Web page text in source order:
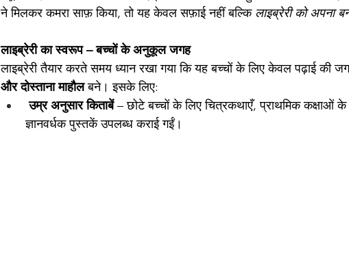
ने मिलकर कमरा साफ़ किया, तो यह केवल सफ़ाई नहीं बल्कि लाइब्रेरी को अपना
लाइब्रेरी का स्वरूप – बच्चों के अनुकूल जगह
लाइब्रेरी तैयार करते समय ध्यान रखा गया कि यह बच्चों के लिए केवल पढ़ाई की
और दोस्ताना माहौल बने। इसके लिए:
उम्र अनुसार किताबें – छोटे बच्चों के लिए चित्रकथाएँ, प्राथमिक कक्षाओं
ज्ञानवर्धक पुस्तकें उपलब्ध कराई गईं।